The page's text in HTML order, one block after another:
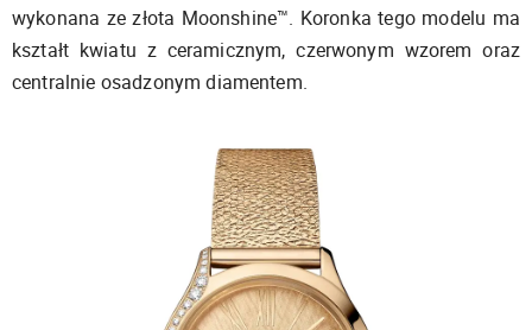
wykonana ze złota Moonshine™. Koronka tego modelu ma
kształt kwiatu z ceramicznym, czerwonym wzorem oraz
centralnie osadzonym diamentem.